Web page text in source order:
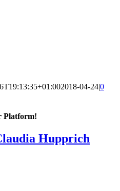
2018-04-24|0
Platform!
Hupprich